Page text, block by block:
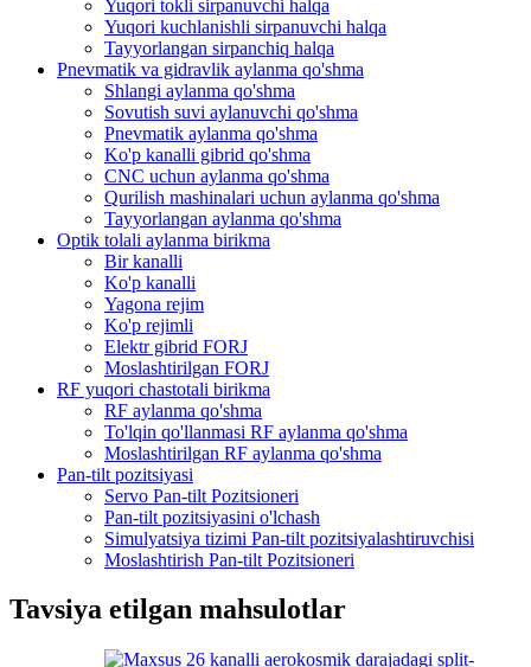
Yuqori tokli sirpanuvchi halqa
Yuqori kuchlanishli sirpanuvchi halqa
Tayyorlangan sirpanchiq halqa
Pnevmatik va gidravlik aylanma qo'shma
Shlangi aylanma qo'shma
Sovutish suvi aylanuvchi qo'shma
Pnevmatik aylanma qo'shma
Ko'p kanalli gibrid qo'shma
CNC uchun aylanma qo'shma
Qurilish mashinalari uchun aylanma qo'shma
Tayyorlangan aylanma qo'shma
Optik tolali aylanma birikma
Bir kanalli
Ko'p kanalli
Yagona rejim
Ko'p rejimli
Elektr gibrid FORJ
Moslashtirilgan FORJ
RF yuqori chastotali birikma
RF aylanma qo'shma
To'lqin qo'llanmasi RF aylanma qo'shma
Moslashtirilgan RF aylanma qo'shma
Pan-tilt pozitsiyasi
Servo Pan-tilt Pozitsioneri
Pan-tilt pozitsiyasini o'lchash
Simulyatsiya tizimi Pan-tilt pozitsiyalashtiruvchisi
Moslashtirish Pan-tilt Pozitsioneri
Tavsiya etilgan mahsulotlar